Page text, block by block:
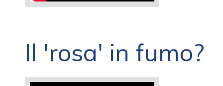
Il 'rosa' in fumo?